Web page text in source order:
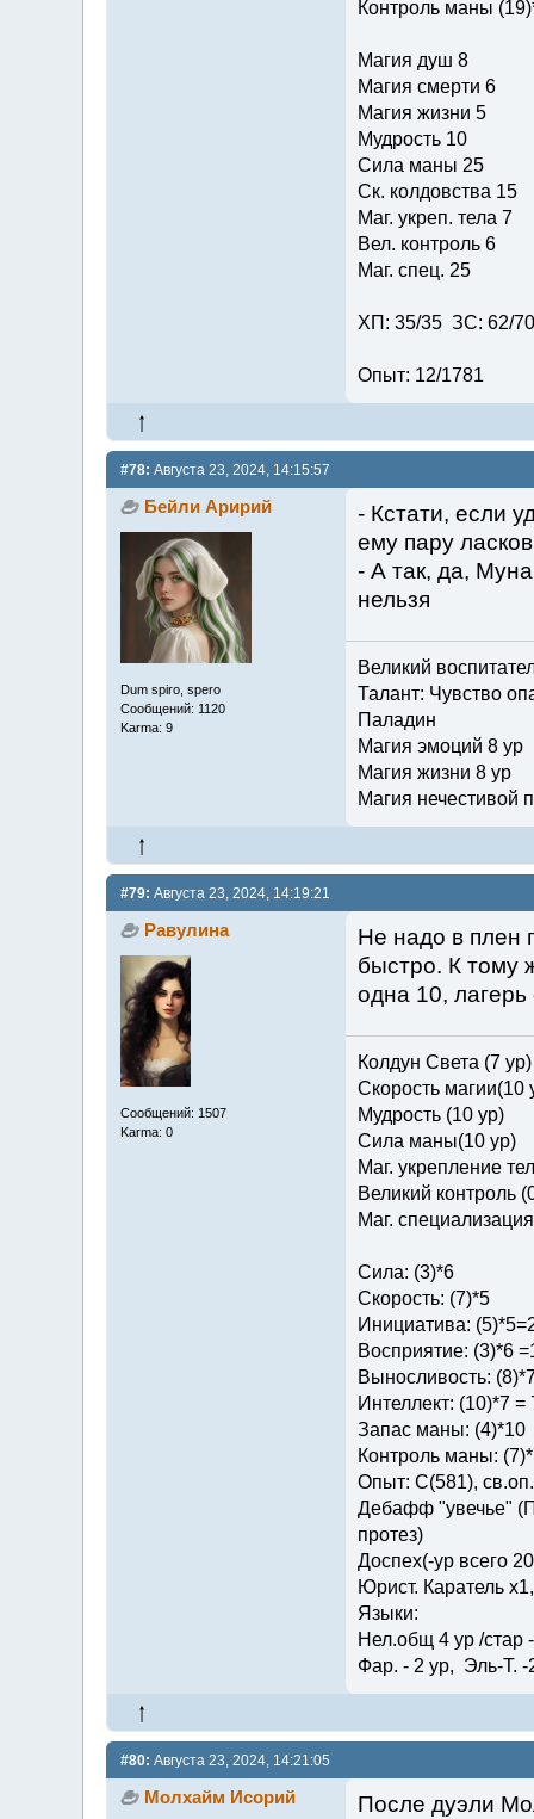
Контроль маны
Магия душ 8
Магия смерти 6
Магия жизни 5
Мудрость 10
Сила маны 25
Ск. колдовства 15
Маг. укреп. тела 7
Вел. контроль 6
Маг. спец. 25
ХП: 35/35 ЗС: 62/
Опыт: 12/1781
#78: Августа 23, 2024, 14:15:57
Бейли Аририй
Dum spiro, spero
Сообщений: 1120
Karma: 9
- Кстати, если
ему пару
- А так, да,
нельзя
Великий
Талант: Чувство
Паладин
Магия эмоций 8 ур
Магия жизни 8 ур
Магия нечестивой
#79: Августа 23, 2024, 14:19:21
Равулина
Сообщений: 1507
Karma: 0
Не надо в плен
быстро. К тому
одна 10,
Колдун Света (7
Скорость магии(10
Мудрость (10 ур)
Сила маны(10 ур)
Маг. укрепление
Великий контроль
Маг.
Сила: (3)*6
Скорость: (7)*5
Инициатива:
Восприятие: (3)*6
Выносливость:
Интеллект: (10)*7 =
Запас маны: (4)*10
Контроль маны:
Опыт: C(581),
Дебафф "увечье"
протез)
Доспех(-ур всего
Юрист. Каратель
Языки:
Нел.общ 4 ур /стар
Фар. - 2 ур, Эль-Т. -
#80: Августа 23, 2024, 14:21:05
Молхайм Исорий
После дуэли